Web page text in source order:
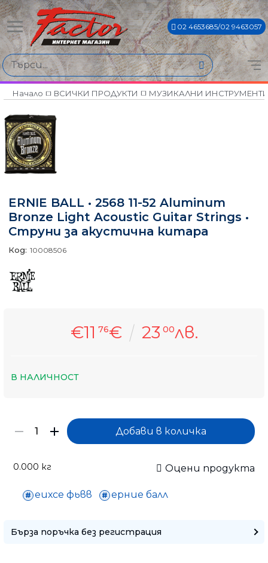
02 4653685/02 9463057
Начало ВСИЧКИ ПРОДУКТИ МУЗИКАЛНИ
ERNIE BALL • 2568 11-52 Aluminum
Bronze Light Acoustic Guitar Strings •
Струни за акустична китара
Код: 10008506
€11 76€ 23 00лв.
В НАЛИЧНОСТ
0.000 кг Оцени продукта
еихсе фьвв ерние балл
Бърза поръчка без регистрация